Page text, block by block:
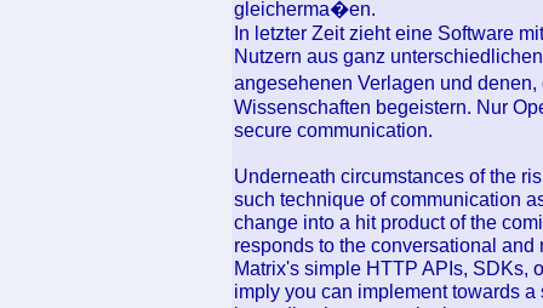
gleicherma�en.
In letzter Zeit zieht eine Software
Nutzern aus ganz
angesehenen Verlagen und
Wissenschaften begeistern. Nur
secure communication.
Underneath circumstances of the
such technique of communication
change into a hit product of the
responds to the conversational
Matrix's simple HTTP APIs, SDKs,
imply you can implement towards